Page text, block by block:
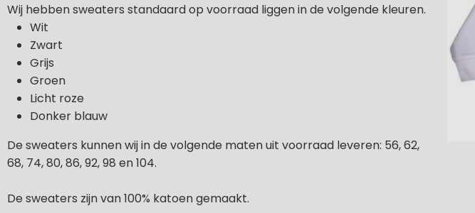
Wij hebben sweaters standaard op voorraad liggen in de volgende kleuren.
Wit
Zwart
Grijs
Groen
Licht roze
Donker blauw
De sweaters kunnen wij in de volgende maten uit voorraad leveren: 56, 62,
68, 74, 80, 86, 92, 98 en 104.
De sweaters zijn van 100% katoen gemaakt.